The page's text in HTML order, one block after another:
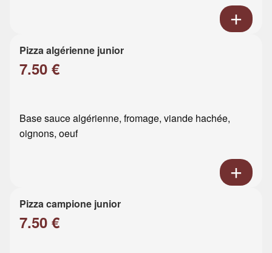
Pizza algérienne junior
7.50 €
Base sauce algérienne, fromage, viande hachée,
oignons, oeuf
Pizza campione junior
7.50 €